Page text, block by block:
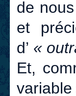
de
et
d’ «
Et,
variable